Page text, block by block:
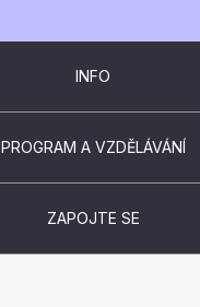
INFO
PROGRAM A VZDĚLÁVÁNÍ
ZAPOJTE SE